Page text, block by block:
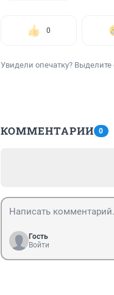
0
Увидели опечатку?
КОММЕНТАРИИ 0
Гость
Войти